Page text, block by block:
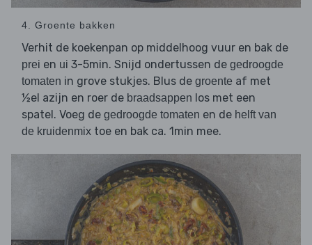
4. Groente bakken
Verhit de koekenpan op middelhoog vuur en bak de
prei en ui 3-5min. Snijd ondertussen de gedroogde
tomaten in grove stukjes. Blus de groente af met
½el azijn en roer de braadsappen los met een
spatel. Voeg de gedroogde tomaten en de helft van
de kruidenmix toe en bak ca. 1min mee.